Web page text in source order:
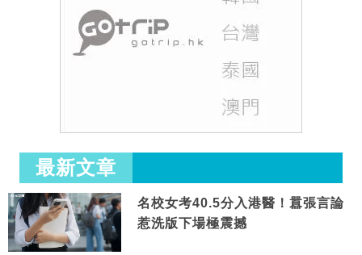
最新文章
名校女考40.5分入港醫！囂張言論
惹洗版下場極震撼